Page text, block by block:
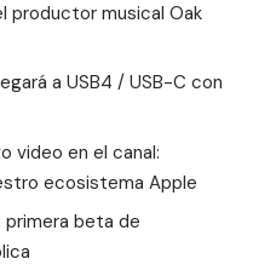
productor musical Oak
a USB4 / USB-C con
video en el canal:
ecosistema Apple
primera beta de